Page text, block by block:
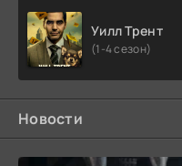
Уилл Трент
(1-4 сезон)
Новости